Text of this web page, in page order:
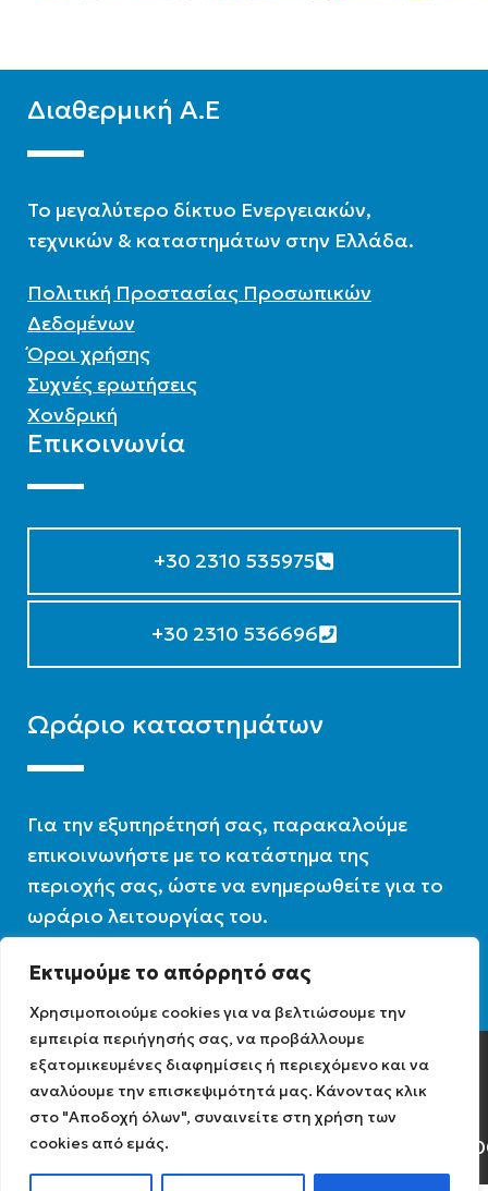
Εκτιμούμε το απόρρητό σας
Χρησιμοποιούμε cookies για να βελτιώσουμε την
εμπειρία περιήγησής σας, να προβάλλουμε
εξατομικευμένες διαφημίσεις ή περιεχόμενο και να
αναλύουμε την επισκεψιμότητά μας. Κάνοντας κλικ
στο "Αποδοχή όλων", συναινείτε στη χρήση των
cookies από εμάς.
Διαθερμική Α.Ε
To μεγαλύτερο δίκτυο Ενεργειακών,
τεχνικών & καταστημάτων στην Ελλάδα.
Πολιτική Προστασίας Προσωπικών
Δεδομένων
Όροι χρήσης
Συχνές ερωτήσεις
Χονδρική
Επικοινωνία
+30 2310 535975
+30 2310 536696
Ωράριο καταστημάτων
Για την εξυπηρέτησή σας, παρακαλούμε
επικοινωνήστε με το κατάστημα της
περιοχής σας, ώστε να ενημερωθείτε για το
ωράριο λειτουργίας του.
Ωράριο λειτουργίας : 07:30 – 16:00
Diathermiki.gr © 2022
Αρ. Γ.Ε.ΜΗ: